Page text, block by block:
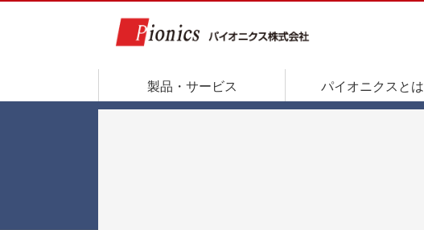
製品・サービス パイオニクスとは